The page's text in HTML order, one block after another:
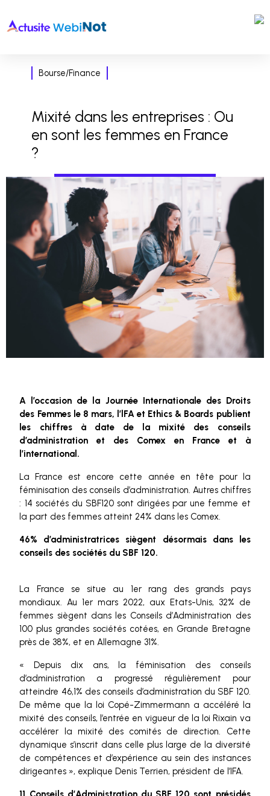
Bourse/Finance
Mixité dans les entreprises : Ou
en sont les femmes en France
?
A l’occasion de la Journée Internationale des Droits
des Femmes le 8 mars, l’lFA et Ethics & Boards publient
les chiffres à date de la mixité des conseils
d’administration et des Comex en France et à
l’international.
La France est encore cette année en tête pour la
féminisation des conseils d’administration. Autres chiffres
: 14 sociétés du SBF120 sont dirigées par une femme et
la part des femmes atteint 24% dans les Comex.
46% d’administratrices siègent désormais dans les
conseils des sociétés du SBF 120.
La France se situe au 1er rang des grands pays
mondiaux. Au 1er mars 2022, aux Etats-Unis, 32% de
femmes siègent dans les Conseils d’Administration des
100 plus grandes sociétés cotées, en Grande Bretagne
près de 38%, et en Allemagne 31%.
« Depuis dix ans, la féminisation des conseils
d’administration a progressé régulièrement pour
atteindre 46,1% des conseils d’administration du SBF 120.
De même que la loi Copé-Zimmermann a accéléré la
mixité des conseils, l’entrée en vigueur de la loi Rixain va
accélérer la mixité des comités de direction. Cette
dynamique s’inscrit dans celle plus large de la diversité
de compétences et d’expérience au sein des instances
dirigeantes », explique Denis Terrien, président de l’IFA.